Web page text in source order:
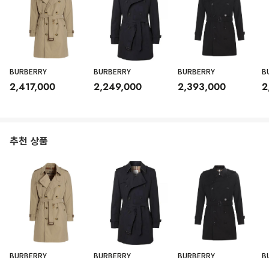
BURBERRY
2,417,000
BURBERRY
2,249,000
BURBERRY
2,393,000
추천 상품
BURBERRY BURBERRY BURBERRY